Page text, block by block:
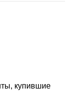
купившие